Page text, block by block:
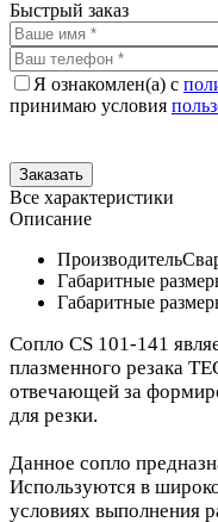
Быстрый заказ
Я ознакомлен(а) с
принимаю условия
Все характеристики
Описание
Производитель
Габаритные
Габаритные
Сопло CS 101-141
плазменного резака
отвечающей за
для резки.
Данное сопло
Используются в
условиях выполнения